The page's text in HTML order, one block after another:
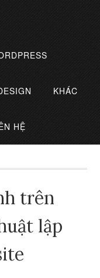
KHÁC
HỆ
trên
lập